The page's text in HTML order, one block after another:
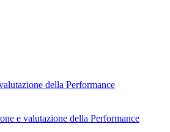
della Performance
e valutazione della Performance